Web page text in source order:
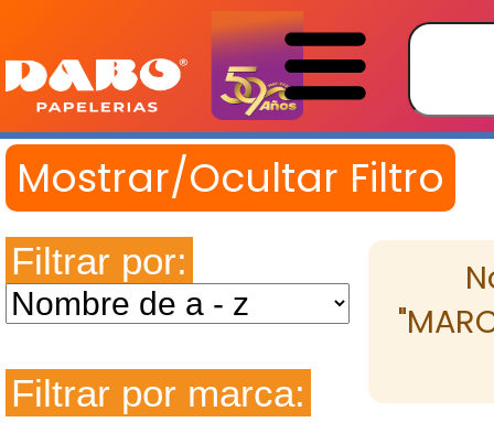
Filtrar por:
Filtrar por marca: